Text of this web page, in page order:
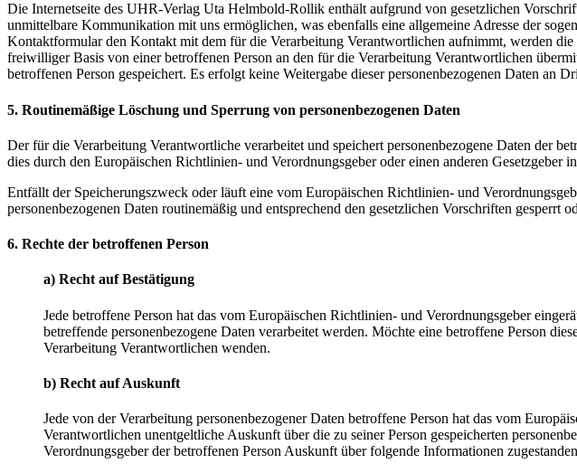
Die Internetseite des UHR-Verlag Uta Helmbold-Rollik enthält aufgrund von gesetzlichen
unmittelbare Kommunikation mit uns ermöglichen, was ebenfalls eine allgemeine Adresse der
Kontaktformular den Kontakt mit dem für die Verarbeitung Verantwortlichen aufnimmt, werden
freiwilliger Basis von einer betroffenen Person an den für die Verarbeitung Verantwortlichen
betroffenen Person gespeichert. Es erfolgt keine Weitergabe dieser personenbezogenen Daten an
5. Routinemäßige Löschung und Sperrung von personenbezogenen Daten
Der für die Verarbeitung Verantwortliche verarbeitet und speichert personenbezogene Daten der
dies durch den Europäischen Richtlinien- und Verordnungsgeber oder einen anderen
Entfällt der Speicherungszweck oder läuft eine vom Europäischen Richtlinien- und
personenbezogenen Daten routinemäßig und entsprechend den gesetzlichen Vorschriften gesperrt
6. Rechte der betroffenen Person
a) Recht auf Bestätigung
Jede betroffene Person hat das vom Europäischen Richtlinien- und Verordnungsgeber
betreffende personenbezogene Daten verarbeitet werden. Möchte eine betroffene Person
Verarbeitung Verantwortlichen wenden.
b) Recht auf Auskunft
Jede von der Verarbeitung personenbezogener Daten betroffene Person hat das vom
Verantwortlichen unentgeltliche Auskunft über die zu seiner Person gespeicherten
Verordnungsgeber der betroffenen Person Auskunft über folgende Informationen